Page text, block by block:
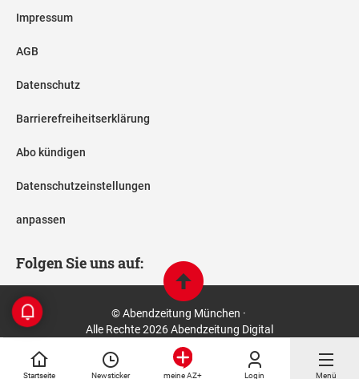
Startseite Newsticker meine AZ+ Login Menü
Impressum
AGB
Datenschutz
Barrierefreiheitserklärung
Abo kündigen
Datenschutzeinstellungen
anpassen
Folgen Sie uns auf:
© Abendzeitung München ·
Alle Rechte 2026 Abendzeitung Digital